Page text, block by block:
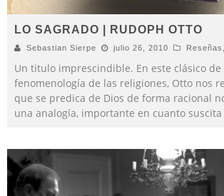
LO SAGRADO | RUDOPH OTTO
Sebastian Sierpe julio 26, 2010 Reseñas
Un titulo imprescindible. En este clásico de
fenomenología de las religiones, Otto nos
que se predica de Dios de forma racional
una analogía, importante en cuanto